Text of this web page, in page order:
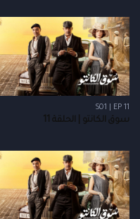
S01 | EP 11
سوق الكانتو | الحلقة 11